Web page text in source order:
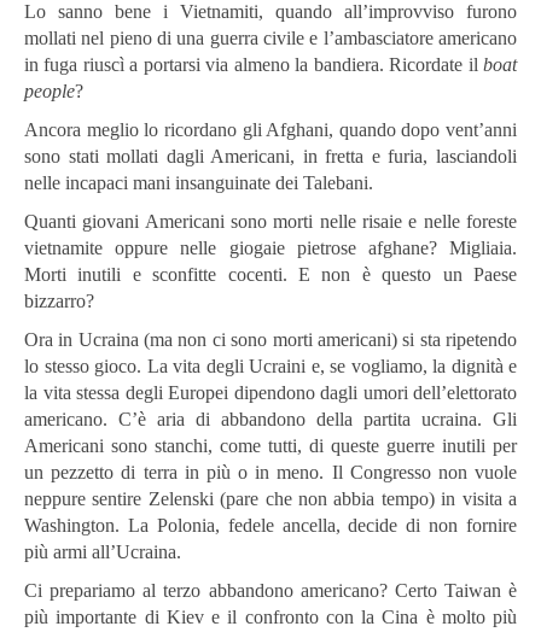
Lo sanno bene i Vietnamiti, quando all’improvviso furono
mollati nel pieno di una guerra civile e l’ambasciatore americano
in fuga riuscì a portarsi via almeno la bandiera. Ricordate il boat
people?
Ancora meglio lo ricordano gli Afghani, quando dopo vent’anni
sono stati mollati dagli Americani, in fretta e furia, lasciandoli
nelle incapaci mani insanguinate dei Talebani.
Quanti giovani Americani sono morti nelle risaie e nelle foreste
vietnamite oppure nelle giogaie pietrose afghane? Migliaia.
Morti inutili e sconfitte cocenti. E non è questo un Paese
bizzarro?
Ora in Ucraina (ma non ci sono morti americani) si sta ripetendo
lo stesso gioco. La vita degli Ucraini e, se vogliamo, la dignità e
la vita stessa degli Europei dipendono dagli umori dell’elettorato
americano. C’è aria di abbandono della partita ucraina. Gli
Americani sono stanchi, come tutti, di queste guerre inutili per
un pezzetto di terra in più o in meno. Il Congresso non vuole
neppure sentire Zelenski (pare che non abbia tempo) in visita a
Washington. La Polonia, fedele ancella, decide di non fornire
più armi all’Ucraina.
Ci prepariamo al terzo abbandono americano? Certo Taiwan è
più importante di Kiev e il confronto con la Cina è molto più